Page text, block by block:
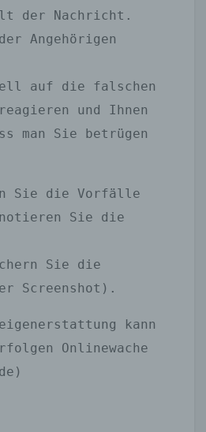
der Nachricht.
Angehörigen
auf die falschen
und Ihnen
man Sie betrügen
Sie die
Sie die
Screenshot).
Onlinewache